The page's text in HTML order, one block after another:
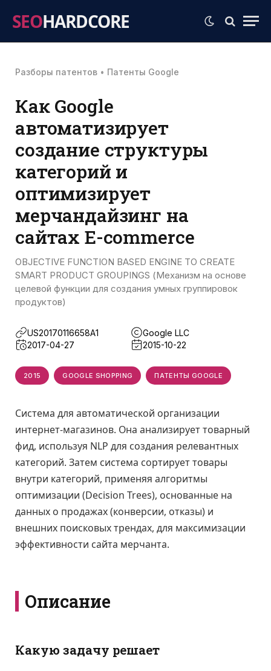
SEOHARDCORE
Разборы патентов • Патенты Google
Как Google
автоматизирует
создание структуры
категорий и
оптимизирует
мерчандайзинг на
сайтах E-commerce
OBJECTIVE FUNCTION BASED ENGINE TO CREATE
SMART PRODUCT GROUPINGS (Механизм на основе
целевой функции для создания умных группировок
продуктов)
US20170116658A1
Google LLC
2017-04-27
2015-10-22
2015 GOOGLE SHOPPING ПАТЕНТЫ GOOGLE
Система для автоматической организации
интернет-магазинов. Она анализирует товарный
фид, используя NLP для создания релевантных
категорий. Затем система сортирует товары
внутри категорий, применяя алгоритмы
оптимизации (Decision Trees), основанные на
данных о продажах (конверсии, отказы) и
внешних поисковых трендах, для максимизации
эффективности сайта мерчанта.
Описание
Какую задачу решает